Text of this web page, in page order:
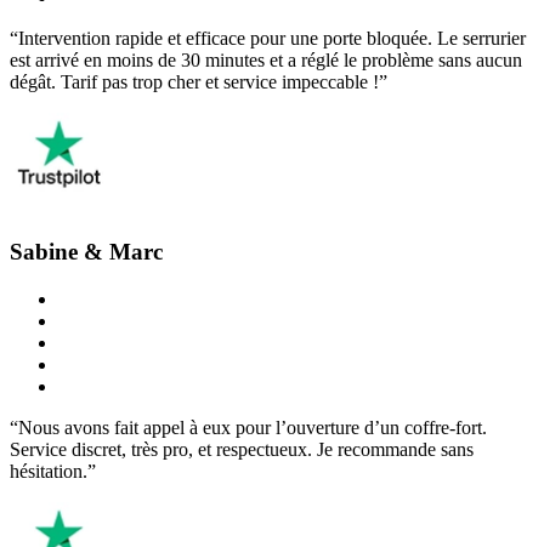
“Intervention rapide et efficace pour une porte bloquée. Le serrurier
est arrivé en moins de 30 minutes et a réglé le problème sans aucun
dégât. Tarif pas trop cher et service impeccable !”
Sabine & Marc
“Nous avons fait appel à eux pour l’ouverture d’un coffre-fort.
Service discret, très pro, et respectueux. Je recommande sans
hésitation.”